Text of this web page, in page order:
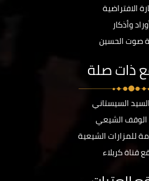
الافتراضية
وأذكار
صوت الحسين
ذات صلة
السيستاني
الوقف الشيعي
للمزارات الشيعية
قناة كربلاء